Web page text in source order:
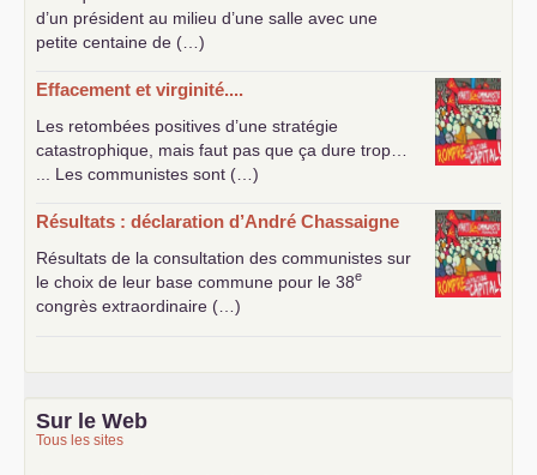
d’un président au milieu d’une salle avec une
petite centaine de (…)
Effacement et virginité....
Les retombées positives d’une stratégie
catastrophique, mais faut pas que ça dure trop…
... Les communistes sont (…)
Résultats : déclaration d’André Chassaigne
Résultats de la consultation des communistes sur
le choix de leur base commune pour le 38e
congrès extraordinaire (…)
Sur le Web
Tous les sites